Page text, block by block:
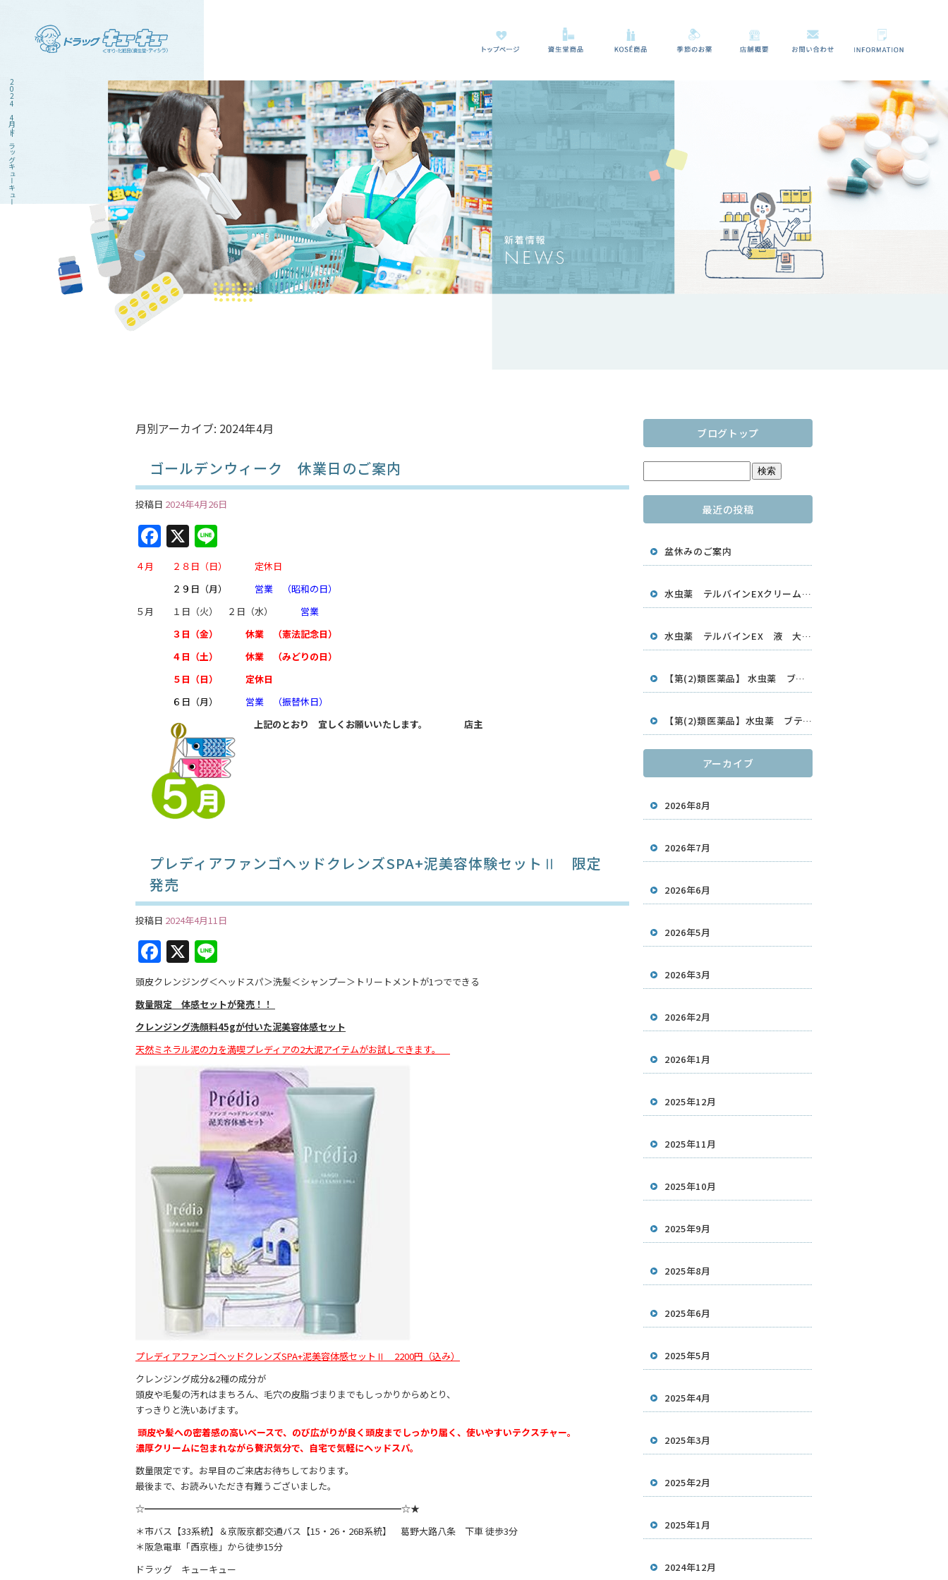
2024 4月|ドラッグキューキュー
月別アーカイブ: 2024年4月
ゴールデンウィーク 休業日のご案内
投稿日 2024年4月26日
F
a
b
o
o
X
n
e
４月 ２８日（日） 定休日
２９日（月）
営業 （昭和の日）
５月 １日（火） ２日（水） 営業
３日（金） 休業 （憲法記念日）
４日（土） 休業 （みどりの日）
５日（日） 定休日
６日（月）
営業 （振替休日）
上記のとおり 宜しくお願いいたします。 店主
プレディアファンゴヘッドクレンズSPA+泥美容体験セットⅡ 限定
発売
投稿日 2024年4月11日
F
a
c
e
b
o
X
n
e
頭皮クレンジング＜ヘッドスパ＞洗髪＜シャンプー＞トリートメントが1つでできる
数量限定 体感セットが発売！！
クレンジング洗顔料45gが付いた泥美容体感セット
天然ミネラル泥の力を満喫プレディアの2大泥アイテムがお試しできます。
プレディアファンゴヘッドクレンズSPA+泥美容体感セットⅡ 2200円（込み）
クレンジング成分&2種の成分が
頭皮や毛髪の汚れはまちろん、毛穴の皮脂づまりまでもしっかりからめとり、
すっきりと洗いあげます。
頭皮や髪への密着感の高いベースで、のび広がりが良く頭皮までしっかり届く、使いやすいテクスチャー。
濃厚クリームに包まれながら贅沢気分で、自宅で気軽にヘッドスパ。
数量限定です。お早目のご来店お待ちしております。
最後まで、お読みいただき有難うございました。
☆━━━━━━━━━━━━━━━━━━━━━━━━━━━━☆★
＊市バス【33系統】＆京阪京都交通バス【15・26・26B系統】 葛野大路八条 下車 徒歩3分
＊阪急電車「西京極」から徒歩15分
ドラッグ キューキュー
ブログトップ
最近の投稿
盆休みのご案内
水虫薬 テルバインEXクリーム 大容量25g
水虫薬 テルバインEX 液 大容量30ml
【第(2)類医薬品】 水虫薬 ブテナロックVαスプレー 20ml 久光製薬
【第(2)類医薬品】水虫薬 ブテナロックVαクリーム18g 久光製薬
アーカイブ
2026年8月
2026年7月
2026年6月
2026年5月
2026年3月
2026年2月
2026年1月
2025年12月
2025年11月
2025年10月
2025年9月
2025年8月
2025年6月
2025年5月
2025年4月
2025年3月
2025年2月
2025年1月
2024年12月